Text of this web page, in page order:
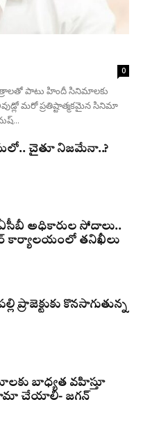
0
పాటు హిందీ సినిమాలకు
మరో ప్రతిష్టాత్మకమైన సినిమా
చైతూ నిజమేనా..?
అధికారుల సోదాలు..
కార్యాలయంలో తనిఖీలు
ప్రాజెక్టుకు కొనసాగుతున్న
బాధ్యత వహిస్తూ
చేయాలి- జగన్